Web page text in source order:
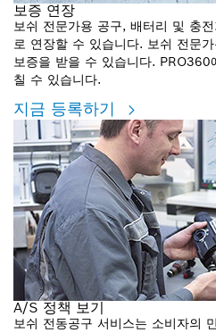
보증 연장
보쉬 전문가용 공구, 배터리 및 충
로 연장할 수 있습니다. 보쉬 전문
보증을 받을 수 있습니다.
칠 수 있습니다.
지금 등록하기
A/S 정책 보기
보쉬 전동공구 서비스는 소비자의